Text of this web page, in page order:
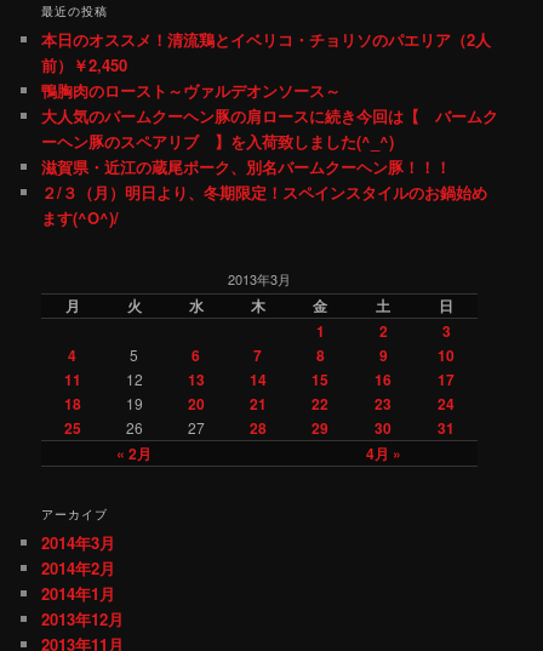
最近の投稿
本日のオススメ！清流鶏とイベリコ・チョリソのパエリア（2人
前）￥2,450
鴨胸肉のロースト～ヴァルデオンソース～
大人気のバームクーヘン豚の肩ロースに続き今回は【 バームク
ーヘン豚のスペアリブ 】を入荷致しました(^_^)
滋賀県・近江の蔵尾ポーク、別名バームクーヘン豚！！！
２/３（月）明日より、冬期限定！スペインスタイルのお鍋始め
ます(^O^)/
2013年3月
月 火 水 木 金 土 日
« 2月 4月 »
1 2
3
4
5 6 7 8 9
10
11
12 13 14 15 16
17
18
19 20 21 22 23
24
25
26 27 28 29 30 31
アーカイブ
2014年3月
2014年2月
2014年1月
2013年12月
2013年11月